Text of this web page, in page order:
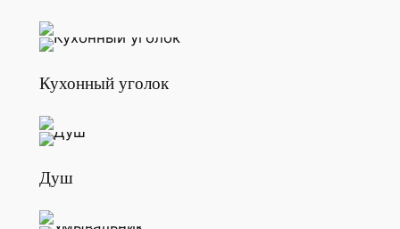
Кухонный уголок
Душ